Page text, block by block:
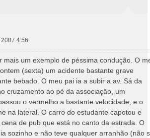
4:56
mais um exemplo de péssima condução. O
(sexta) um acidente bastante grave
bebado. O meu pai ia a subir a av. Sá da
cruzamento ao pé da associação, um
o vermelho a bastante velocidade, e o
na lateral. O carro do estudante capotou e
de pub que está no canto da estrada. O
sozinho e não teve qualquer arranhão (não